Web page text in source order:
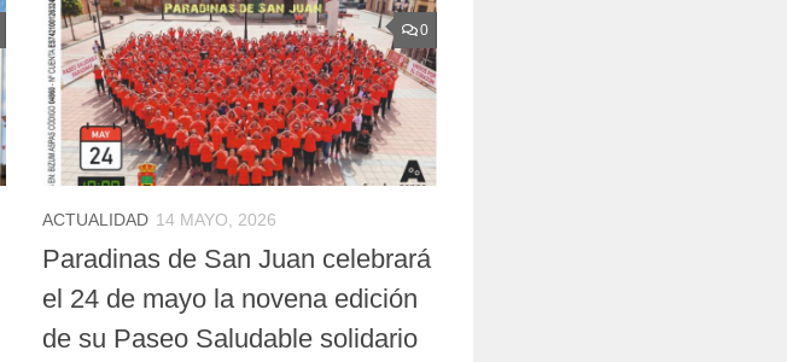
0
ACTUALIDAD 14 MAYO, 2026
Paradinas de San Juan celebrará
el 24 de mayo la novena edición
de su Paseo Saludable solidario